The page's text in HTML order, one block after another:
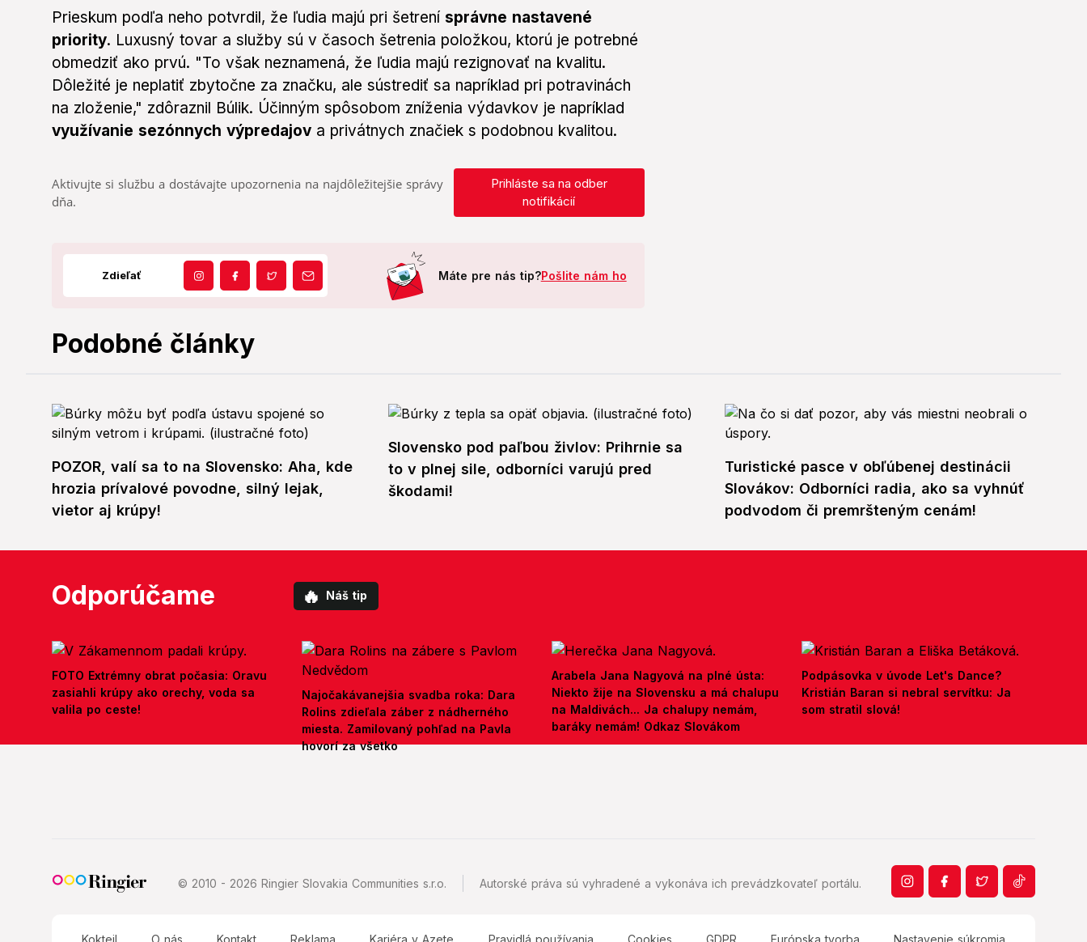
Prieskum podľa neho potvrdil, že ľudia majú pri šetrení správne nastavené
priority. Luxusný tovar a služby sú v časoch šetrenia položkou, ktorú je potrebné
obmedziť ako prvú. "To však neznamená, že ľudia majú rezignovať na kvalitu.
Dôležité je neplatiť zbytočne za značku, ale sústrediť sa napríklad pri potravinách
na zloženie," zdôraznil Búlik. Účinným spôsobom zníženia výdavkov je napríklad
využívanie sezónnych výpredajov a privátnych značiek s podobnou kvalitou.
Aktivujte si službu a dostávajte upozornenia na najdôležitejšie správy
dňa.
Prihláste sa na odber
notifikácií
Zdieľať Máte pre nás tip?Pošlite nám ho
Podobné články
POZOR, valí sa to na Slovensko: Aha, kde
hrozia prívalové povodne, silný lejak,
vietor aj krúpy!
Slovensko pod paľbou živlov: Prihrnie sa
to v plnej sile, odborníci varujú pred
škodami!
Turistické pasce v obľúbenej destinácii
Slovákov: Odborníci radia, ako sa vyhnúť
podvodom či premršteným cenám!
Odporúčame 🔥 Náš tip
FOTO Extrémny obrat počasia: Oravu
zasiahli krúpy ako orechy, voda sa
valila po ceste!
Najočakávanejšia svadba roka: Dara
Rolins zdieľala záber z nádherného
miesta. Zamilovaný pohľad na Pavla
hovorí za všetko
Arabela Jana Nagyová na plné ústa:
Niekto žije na Slovensku a má chalupu
na Maldivách... Ja chalupy nemám,
baráky nemám! Odkaz Slovákom
Podpásovka v úvode Let's Dance?
Kristián Baran si nebral servítku: Ja
som stratil slová!
© 2010 - 2026 Ringier Slovakia Communities s.r.o. Autorské práva sú vyhradené a vykonáva ich prevádzkovateľ portálu.